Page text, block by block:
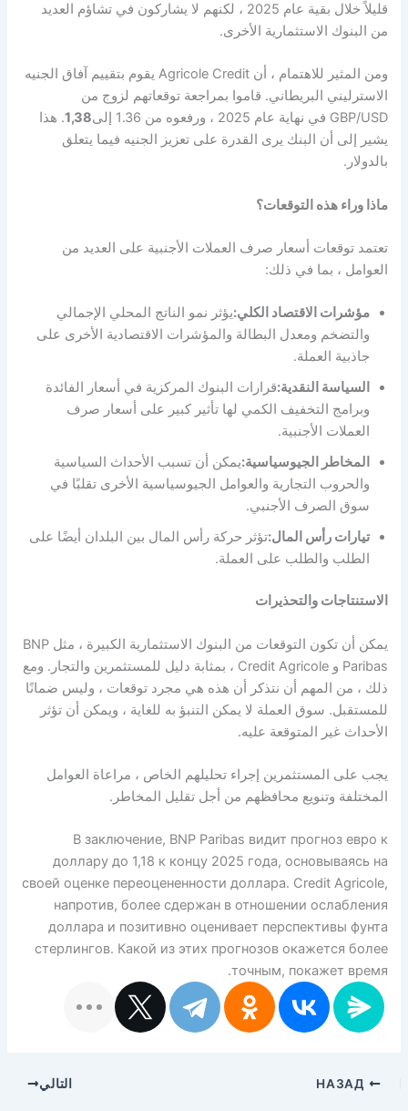
قليلاً خلال بقية عام 2025 ، لكنهم لا يشاركون في تشاؤم العديد
من البنوك الاستثمارية الأخرى.
ومن المثير للاهتمام ، أن Agricole Credit يقوم بتقييم آفاق الجنيه
الاسترليني البريطاني. قاموا بمراجعة توقعاتهم لزوج من
GBP/USD في نهاية عام 2025 ، ورفعوه من 1.36 إلى
1,38. هذا
يشير إلى أن البنك يرى القدرة على تعزيز الجنيه فيما يتعلق
بالدولار.
ماذا وراء هذه التوقعات؟
تعتمد توقعات أسعار صرف العملات الأجنبية على العديد من
العوامل ، بما في ذلك:
مؤشرات الاقتصاد الكلي:يؤثر نمو الناتج المحلي الإجمالي
والتضخم ومعدل البطالة والمؤشرات الاقتصادية الأخرى على
جاذبية العملة.
السياسة النقدية:قرارات البنوك المركزية في أسعار الفائدة
وبرامج التخفيف الكمي لها تأثير كبير على أسعار صرف
العملات الأجنبية.
المخاطر الجيوسياسية:يمكن أن تسبب الأحداث السياسية
والحروب التجارية والعوامل الجيوسياسية الأخرى تقلبًا في
سوق الصرف الأجنبي.
تيارات رأس المال:تؤثر حركة رأس المال بين البلدان أيضًا على
الطلب والطلب على العملة.
الاستنتاجات والتحذيرات
يمكن أن تكون التوقعات من البنوك الاستثمارية الكبيرة ، مثل BNP
Paribas و Credit Agricole ، بمثابة دليل للمستثمرين والتجار. ومع
ذلك ، من المهم أن نتذكر أن هذه هي مجرد توقعات ، وليس ضمانًا
للمستقبل. سوق العملة لا يمكن التنبؤ به للغاية ، ويمكن أن تؤثر
الأحداث غير المتوقعة عليه.
يجب على المستثمرين إجراء تحليلهم الخاص ، مراعاة العوامل
المختلفة وتنويع محافظهم من أجل تقليل المخاطر.
В заключение, BNP Paribas видит прогноз евро к
доллару до 1,18 к концу 2025 года, основываясь на
своей оценке переоцененности доллара. Credit Agricole,
напротив, более сдержан в отношении ослабления
доллара и позитивно оценивает перспективы фунта
стерлингов. Какой из этих прогнозов окажется более
точным, покажет время.
التالي